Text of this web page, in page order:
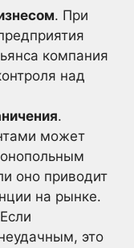
. При
компания
над
.
может
оно приводит
на рынке.
это